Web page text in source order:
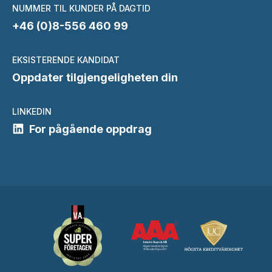
NUMMER TIL KUNDER PÅ DAGTID
+46 (0)8-556 460 99
EKSISTERENDE KANDIDAT
Oppdater tilgjengeligheten din
LINKEDIN
For pågående oppdrag